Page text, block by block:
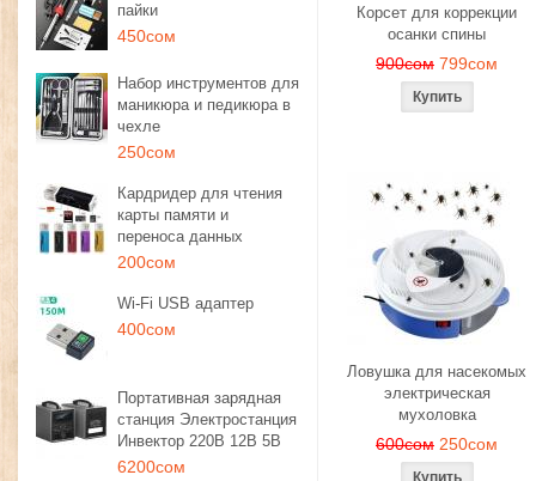
пайки
450сом
Набор инструментов для
маникюра и педикюра в
чехле
250сом
Кардридер для чтения
карты памяти и
переноса данных
200сом
Wi-Fi USB адаптер
400сом
Портативная зарядная
станция Электростанция
Инвектор 220В 12В 5В
6200сом
Корсет для коррекции
осанки спины
900сом 799сом
Ловушка для насекомых
электрическая
мухоловка
600сом 250сом